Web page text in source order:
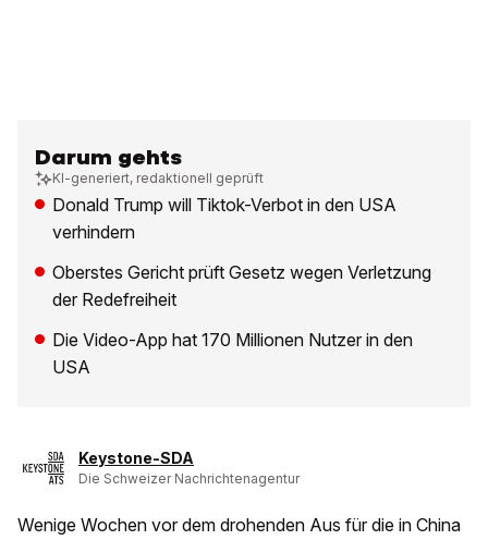
Darum gehts
KI-generiert, redaktionell geprüft
Donald Trump will Tiktok-Verbot in den USA
verhindern
Oberstes Gericht prüft Gesetz wegen Verletzung
der Redefreiheit
Die Video-App hat 170 Millionen Nutzer in den
USA
Keystone-SDA
Die Schweizer Nachrichtenagentur
Wenige Wochen vor dem drohenden Aus für die in China